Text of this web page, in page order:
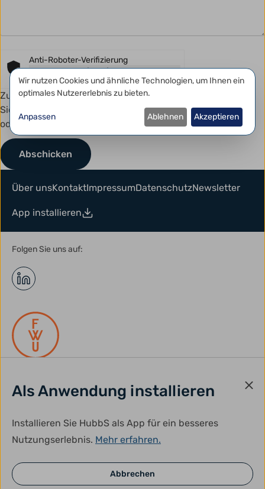
Anti-Roboter-Verifizierung
Hier klicken
FriendlyCaptcha ⇗
Zum Schutz vor Spam kann dieses Formular eine kurze
Sicherheitsprüfung erfordern. Diese erfolgt automatisch
oder mit einem einfachen Klick.
Als Anwendung installieren
Installieren Sie HubbS als App für ein besseres
Nutzungserlebnis. Mehr erfahren.
Abbrechen
Über unsKontaktImpressumDatenschutzNewsletter
App installieren
Folgen Sie uns auf:
gefördert durch:
Datenschutzeinstellungen
Wir nutzen Cookies und ähnliche Technologien, um Ihnen ein
optimales Nutzererlebnis zu bieten.
Anpassen Ablehnen Akzeptieren